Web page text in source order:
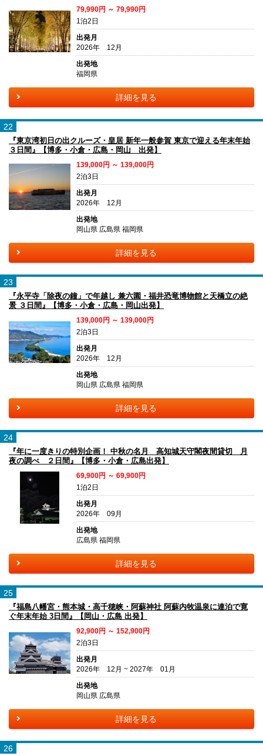
79,990円 ～ 79,990円
1泊2日
出発月
2026年 12月
出発地
福岡県
詳細を見る
22
『東京湾初日の出クルーズ・皇居 新年一般参賀 東京で迎える年末年始
３日間』【博多・小倉・広島・岡山 出発】
139,000円 ～ 139,000円
2泊3日
出発月
2026年 12月
出発地
岡山県 広島県 福岡県
詳細を見る
23
『永平寺「除夜の鐘」で年越し 兼六園・福井恐竜博物館と天橋立の絶
景 ３日間』【博多・小倉・広島・岡山出発】
139,000円 ～ 139,000円
2泊3日
出発月
2026年 12月
出発地
岡山県 広島県 福岡県
詳細を見る
24
『年に一度きりの特別企画！ 中秋の名月 高知城天守閣夜間貸切 月
夜の調べ ２日間』【博多・小倉・広島出発】
69,900円 ～ 69,900円
1泊2日
出発月
2026年 09月
出発地
広島県 福岡県
詳細を見る
25
『福島八幡宮・熊本城・高千穂峡・阿蘇神社 阿蘇内牧温泉に連泊で寛
ぐ年末年始 3日間』【岡山・広島 出発】
92,900円 ～ 152,900円
2泊3日
出発月
2026年 12月 ~ 2027年 01月
出発地
岡山県 広島県
詳細を見る
26